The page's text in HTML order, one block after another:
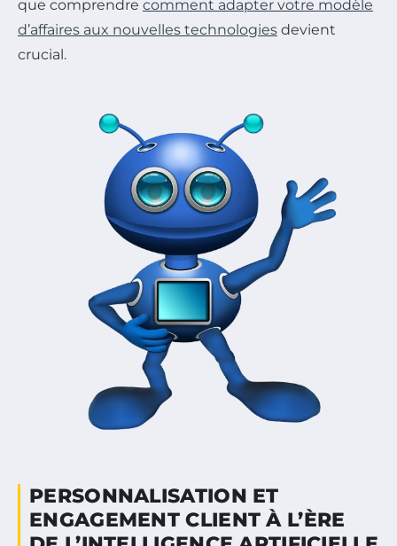
que comprendre comment adapter votre modèle
d’affaires aux nouvelles technologies devient
crucial.
PERSONNALISATION ET
ENGAGEMENT CLIENT À L’ÈRE